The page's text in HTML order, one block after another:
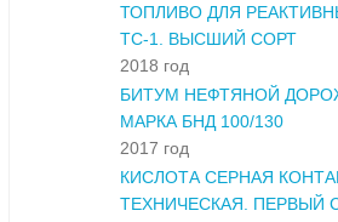
ТОПЛИВО ДЛЯ
ТС-1. ВЫСШИЙ СОРТ
2018 год
БИТУМ НЕФТЯНОЙ
МАРКА БНД 100/130
2017 год
КИСЛОТА СЕРНАЯ
ТЕХНИЧЕСКАЯ. ПЕРВЫЙ